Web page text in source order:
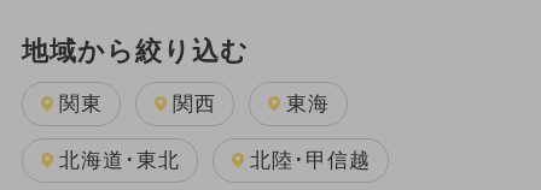
地域から絞り込む
関東 関西 東海
北海道･東北 北陸･甲信越